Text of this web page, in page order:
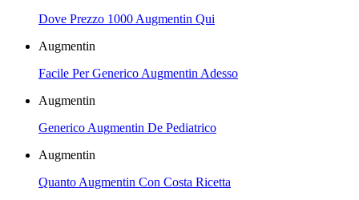
Dove Prezzo 1000 Augmentin Qui
Augmentin
Facile Per Generico Augmentin Adesso
Augmentin
Generico Augmentin De Pediatrico
Augmentin
Quanto Augmentin Con Costa Ricetta